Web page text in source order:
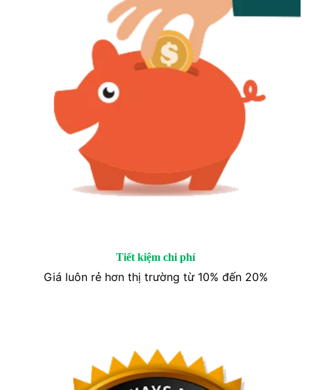
Tiết kiệm chi phí
Giá luôn rẻ hơn thị trường từ 10% đến 20%